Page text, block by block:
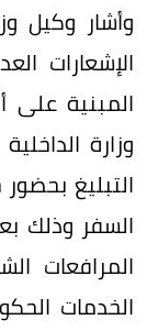
وأشار وكيل
الإشعارات
المبنية على
وزارة
التبليغ
السفر وذلك
المرافعات
الخدمات